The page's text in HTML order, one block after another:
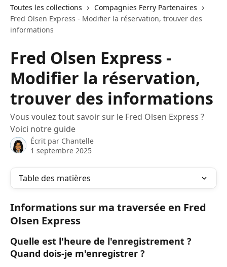
Toutes les collections
Compagnies Ferry Partenaires
Fred Olsen Express - Modifier la réservation, trouver des
informations
Fred Olsen Express -
Modifier la réservation,
trouver des informations
Vous voulez tout savoir sur le Fred Olsen Express ?
Voici notre guide
Écrit par Chantelle
1 septembre 2025
Table des matières
Informations sur ma traversée en Fred
Olsen Express
Quelle est l'heure de l'enregistrement ?
Quand dois-je m'enregistrer ?